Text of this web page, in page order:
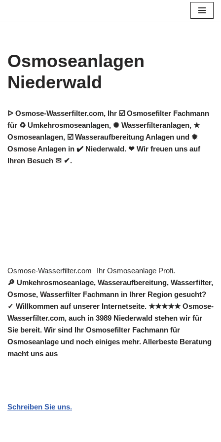
Osmoseanlagen
Niederwald
ᐅ Osmose-Wasserfilter.com, Ihr ☑️ Osmosefilter Fachmann
für ♻ Umkehrosmoseanlagen, ✺ Wasserfilteranlagen, ★
Osmoseanlagen, ☑️ Wasseraufbereitung Anlagen und ✹
Osmose Anlagen in ✔️ Niederwald. ❤ Wir freuen uns auf
Ihren Besuch ✉ ✔.
Osmose-Wasserfilter.com
Ihr Osmoseanlage Profi.
🔎 Umkehrosmoseanlage, Wasseraufbereitung, Wasserfilter,
Osmose, Wasserfilter Fachmann in Ihrer Region gesucht?
✓ Willkommen auf unserer Internetseite. ★★★★★ Osmose-
Wasserfilter.com, auch in 3989 Niederwald stehen wir für
Sie bereit. Wir sind Ihr Osmosefilter Fachmann für
Osmoseanlage und noch einiges mehr. Allerbeste Beratung
macht uns aus
Schreiben Sie uns.